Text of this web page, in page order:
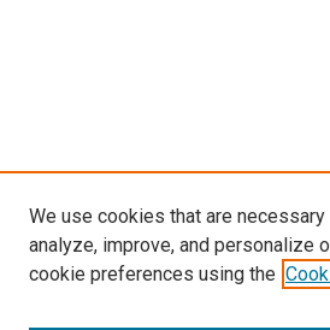
We use cookies that are
analyze, improve, and personalize
cookie preferences using the